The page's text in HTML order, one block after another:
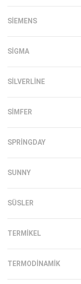
SIEMENS
SIGMA
SILVERLINE
SIMFER
SPRINGDAY
SUNNY
SÜSLER
TERMIKEL
TERMODINAMIK